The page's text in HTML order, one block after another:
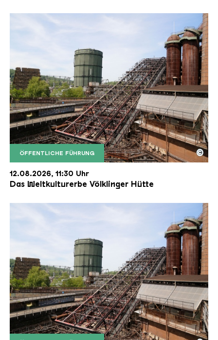
ÖFFENTLICHE FÜHRUNG
Der Erzschrägaufzug der Völklinger Hütte mit
Copyright: Weltkulturerbe Völklinger Hütte | Karl
©
12.08.2026, 11:30 Uhr
Das Weltkulturerbe Völklinger Hütte